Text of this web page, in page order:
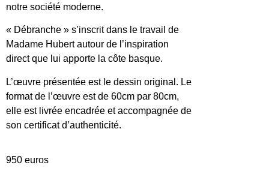
notre société moderne.
« Débranche » s’inscrit dans le travail de
Madame Hubert autour de l’inspiration
direct que lui apporte la côte basque.
L’œuvre présentée est le dessin original. Le
format de l’œuvre est de 60cm par 80cm,
elle est livrée encadrée et accompagnée de
son certificat d’authenticité.
950 euros